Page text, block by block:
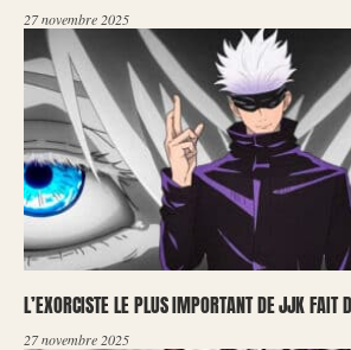
27 novembre 2025
L’EXORCISTE LE PLUS IMPORTANT DE JJK FAIT
27 novembre 2025